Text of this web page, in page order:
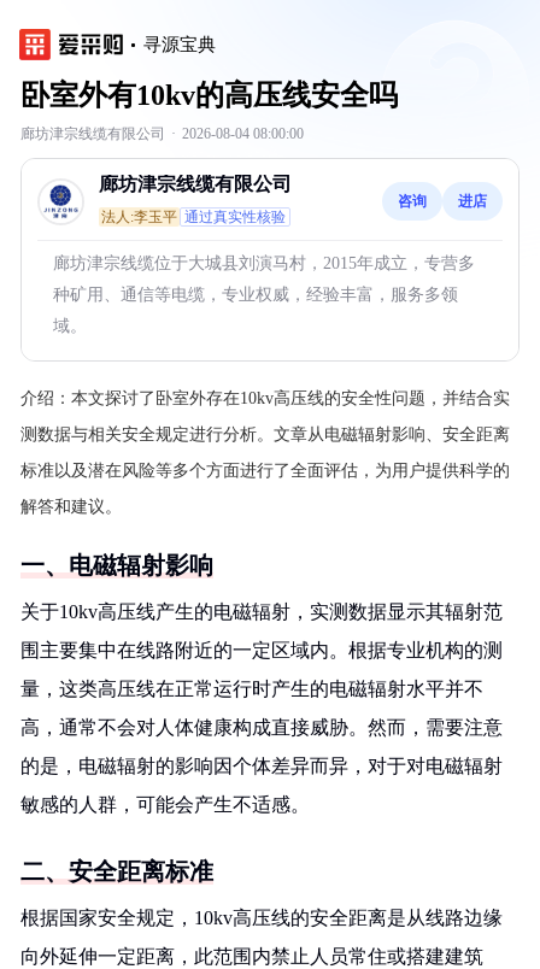
寻源宝典
卧室外有10kv的高压线安全吗
廊坊津宗线缆有限公司 · 2026-08-04 08:00:00
廊坊津宗线缆有限公司
法人:李玉平 通过真实性核验
咨询 进店
廊坊津宗线缆位于大城县刘演马村，2015年成立，专营多
种矿用、通信等电缆，专业权威，经验丰富，服务多领
域。
介绍： 本文探讨了卧室外存在10kv高压线的安全性问题，并结合实
测数据与相关安全规定进行分析。文章从电磁辐射影响、安全距离
标准以及潜在风险等多个方面进行了全面评估，为用户提供科学的
解答和建议。
一、电磁辐射影响
关于10kv高压线产生的电磁辐射，实测数据显示其辐射范
围主要集中在线路附近的一定区域内。根据专业机构的测
量，这类高压线在正常运行时产生的电磁辐射水平并不
高，通常不会对人体健康构成直接威胁。然而，需要注意
的是，电磁辐射的影响因个体差异而异，对于对电磁辐射
敏感的人群，可能会产生不适感。
二、安全距离标准
根据国家安全规定，10kv高压线的安全距离是从线路边缘
向外延伸一定距离，此范围内禁止人员常住或搭建建筑